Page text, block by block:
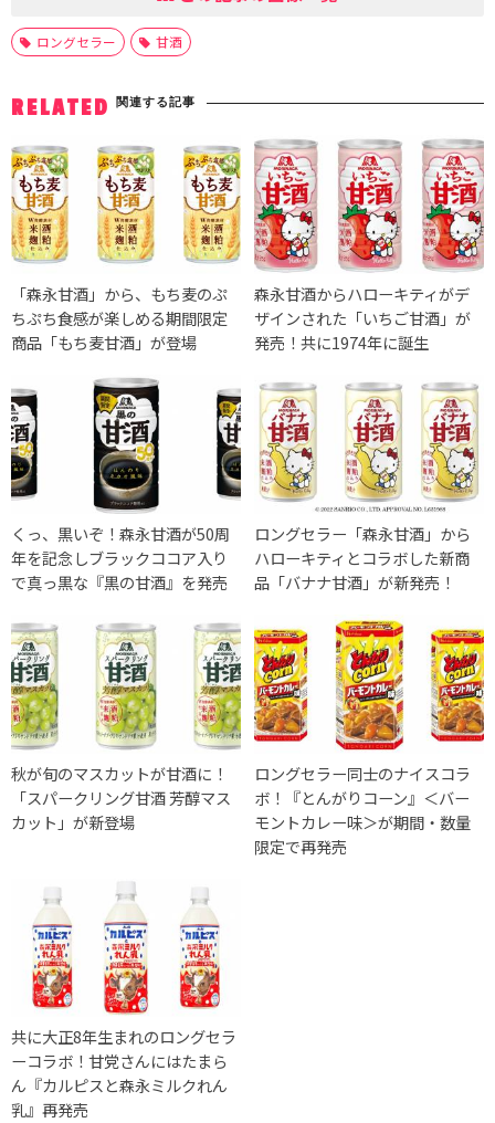
ロングセラー 甘酒
RELATED 関連する記事
「森永甘酒」から、もち麦のぷ
ちぷち食感が楽しめる期間限定
商品「もち麦甘酒」が登場
森永甘酒からハローキティがデ
ザインされた「いちご甘酒」が
発売！共に1974年に誕生
くっ、黒いぞ！森永甘酒が50周
年を記念しブラックココア入り
で真っ黒な『黒の甘酒』を発売
ロングセラー「森永甘酒」から
ハローキティとコラボした新商
品「バナナ甘酒」が新発売！
秋が旬のマスカットが甘酒に！
「スパークリング甘酒 芳醇マス
カット」が新登場
ロングセラー同士のナイスコラ
ボ！『とんがりコーン』＜バー
モントカレー味＞が期間・数量
限定で再発売
共に大正8年生まれのロングセラ
ーコラボ！甘党さんにはたまら
ん『カルピスと森永ミルクれん
乳』再発売